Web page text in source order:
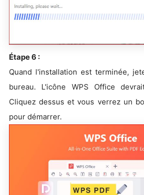
Étape 6 :
Quand l'installation est terminée,
bureau. L'icône WPS Office
Cliquez dessus et vous verrez un
pour démarrer.